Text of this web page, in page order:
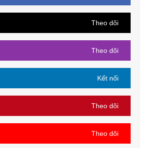
Theo dõi
Theo dõi
Kết nối
Theo dõi
Theo dõi